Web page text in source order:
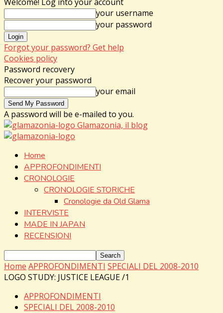
your username
your password
Forgot your password? Get help
Cookies policy
Password recovery
Recover your password
your email
A password will be e-mailed to you.
Glamazonia, il blog
Home
APPROFONDIMENTI
CRONOLOGIE
CRONOLOGIE STORICHE
Cronologie da Old Glama
INTERVISTE
MADE IN JAPAN
RECENSIONI
Home APPROFONDIMENTI SPECIALI DEL 2008-2010
LOGO STUDY: JUSTICE LEAGUE /1
APPROFONDIMENTI
SPECIALI DEL 2008-2010